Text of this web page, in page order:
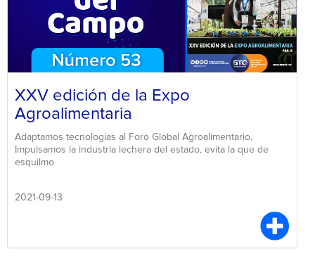
XXV edición de la Expo
Agroalimentaria
Adaptamos tecnologías al Foro Global Agroalimentario,
Impulsamos la industria lechera del estado, evita la que de
esquilmo
2021-09-13